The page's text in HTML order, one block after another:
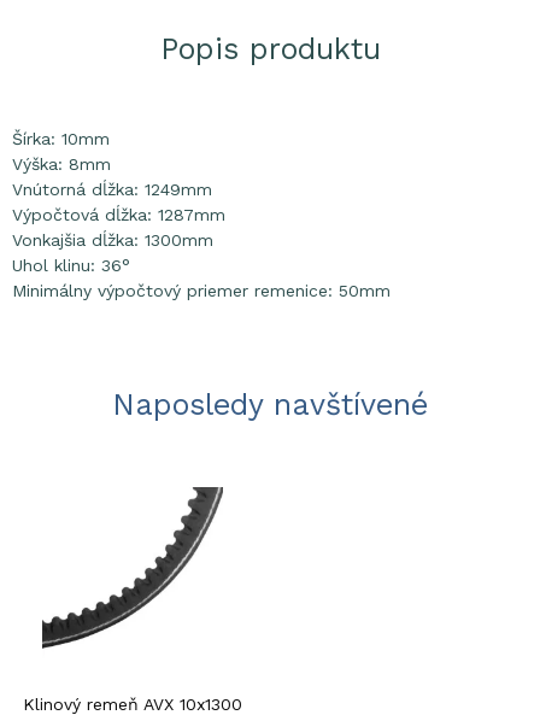
Popis produktu
Šírka: 10mm
Výška: 8mm
Vnútorná dĺžka: 1249mm
Výpočtová dĺžka: 1287mm
Vonkajšia dĺžka: 1300mm
Uhol klinu: 36°
Minimálny výpočtový priemer remenice: 50mm
Naposledy navštívené
Klinový remeň AVX 10x1300